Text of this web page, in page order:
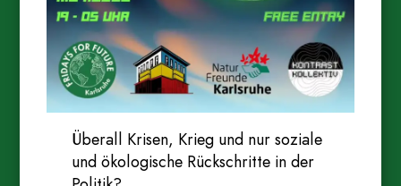
Überall Krisen, Krieg und nur soziale
und ökologische Rückschritte in der